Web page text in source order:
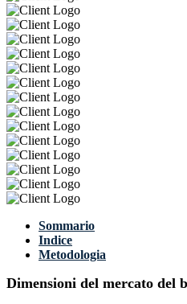
Sommario
Indice
Metodologia
Dimensioni del mercato del